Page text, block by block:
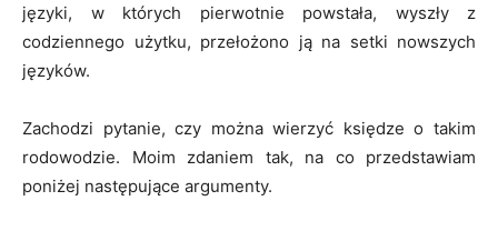
języki, w których pierwotnie powstała, wyszły z
codziennego użytku, przełożono ją na setki nowszych
języków.
Zachodzi pytanie, czy można wierzyć księdze o takim
rodowodzie. Moim zdaniem tak, na co przedstawiam
poniżej następujące argumenty.